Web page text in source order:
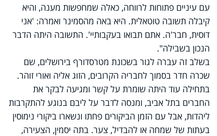
עם עיניים פתוחות לרווחה, כאלה שמחפשות מענה, והיא
קיבלה תשובה טוטאלית. היא באה מהסמינר ואמרה: 'אני
דוסית, חבר'ה. אתם תבואו בעקבותיי'. התשובה היתה הדבר
הנכון בשבילה".
בשלב זה עברה לגור בשכונת מטרסדורף בירושלים, שם
שכרה חדר בסמוך לחבריה הקרובים, הזוג אליה ואורי זוהר.
בתחילה עוד היתה שומרת על קשר ומגיעה לבקר את
החברים בתל אביב, ומנסה לדבר על ליבם בנוגע להתקרבות
ליהדות, אבל עם הזמן הביקורים פחתו ונשארו ביקורי נימוסין
בעתות של שמחה או להבדיל, צער. בתה יסמין, הצעירה,